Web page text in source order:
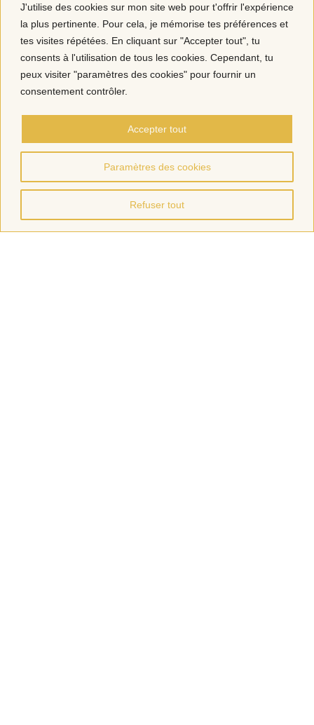
J'utilise des cookies sur mon site web pour t'offrir l'expérience
la plus pertinente. Pour cela, je mémorise tes préférences et
tes visites répétées. En cliquant sur "Accepter tout", tu
consents à l'utilisation de tous les cookies. Cependant, tu
peux visiter "paramètres des cookies" pour fournir un
consentement contrôler.
Paramètres des cookies
Refuser tout
Accepter tout
ALIGNEMENT ET CONFIANCE EN
SOI.
CGV